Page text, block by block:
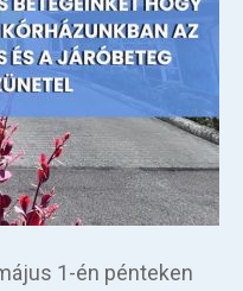
1-én pénteken